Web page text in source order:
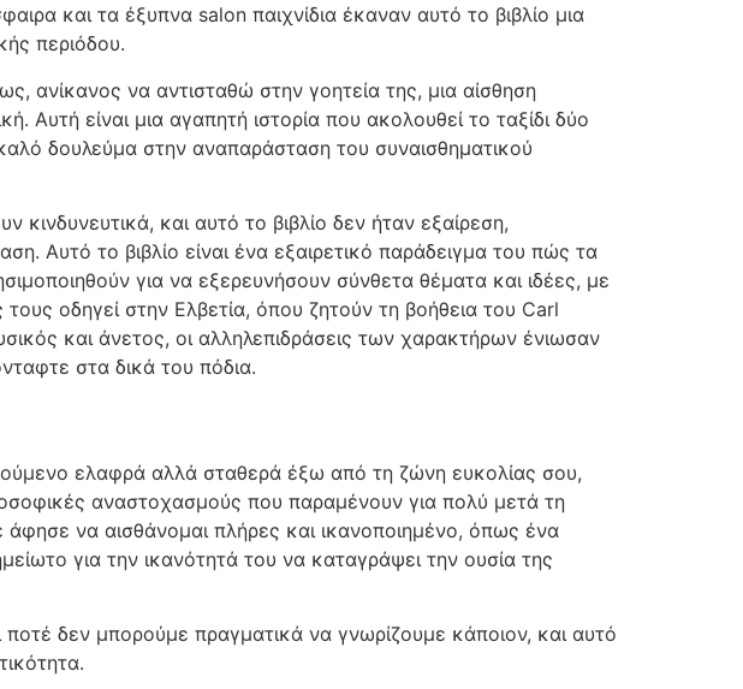
και τα έξυπνα salon παιχνίδια έκαναν αυτό το βιβλίο μια
περιόδου.
ανίκανος να αντισταθώ στην γοητεία της, μια αίσθηση
Αυτή είναι μια αγαπητή ιστορία που ακολουθεί το ταξίδι δύο
δουλεύμα στην αναπαράσταση του συναισθηματικού
και αυτό το βιβλίο δεν ήταν εξαίρεση,
Αυτό το βιβλίο είναι ένα εξαιρετικό παράδειγμα του πώς τα
για να εξερευνήσουν σύνθετα θέματα και ιδέες, με
οδηγεί στην Ελβετία, όπου ζητούν τη βοήθεια του Carl
και άνετος, οι αλληλεπιδράσεις των χαρακτήρων ένιωσαν
στα δικά του πόδια.
ελαφρά αλλά σταθερά έξω από τη ζώνη ευκολίας σου,
αναστοχασμούς που παραμένουν για πολύ μετά τη
άφησε να αισθάνομαι πλήρες και ικανοποιημένο, όπως ένα
για την ικανότητά του να καταγράψει την ουσία της
δεν μπορούμε πραγματικά να γνωρίζουμε κάποιον, και αυτό